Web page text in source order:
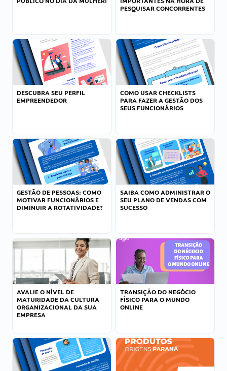
PESQUISAR CONCORRENTES
DESCUBRA SEU PERFIL
EMPREENDEDOR
COMO USAR CHECKLISTS
PARA FAZER A GESTÃO DOS
SEUS FUNCIONÁRIOS
GESTÃO DE PESSOAS: COMO
MOTIVAR FUNCIONÁRIOS E
DIMINUIR A ROTATIVIDADE?
SAIBA COMO ADMINISTRAR O
SEU PLANO DE VENDAS COM
SUCESSO
AVALIE O NÍVEL DE
MATURIDADE DA CULTURA
ORGANIZACIONAL DA SUA
EMPRESA
TRANSIÇÃO DO NEGÓCIO
FÍSICO PARA O MUNDO
ONLINE